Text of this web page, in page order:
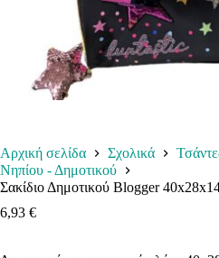
Αρχική σελίδα Σχολικά
Νηπίου - Δημοτικού
Σακίδιο Δημοτικού Blogger
6,93 €